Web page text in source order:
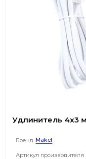
Удлинитель 4x3
Бренд Makel
Артикул производителя